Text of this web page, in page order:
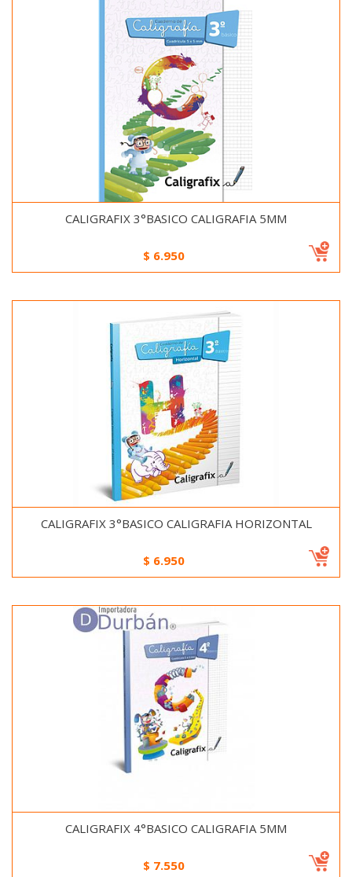
CALIGRAFIX 3°BASICO CALIGRAFIA 5MM
$ 6.950
CALIGRAFIX 3°BASICO CALIGRAFIA HORIZONTAL
$ 6.950
CALIGRAFIX 4°BASICO CALIGRAFIA 5MM
$ 7.550